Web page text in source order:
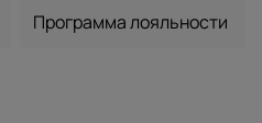
Программа лояльности